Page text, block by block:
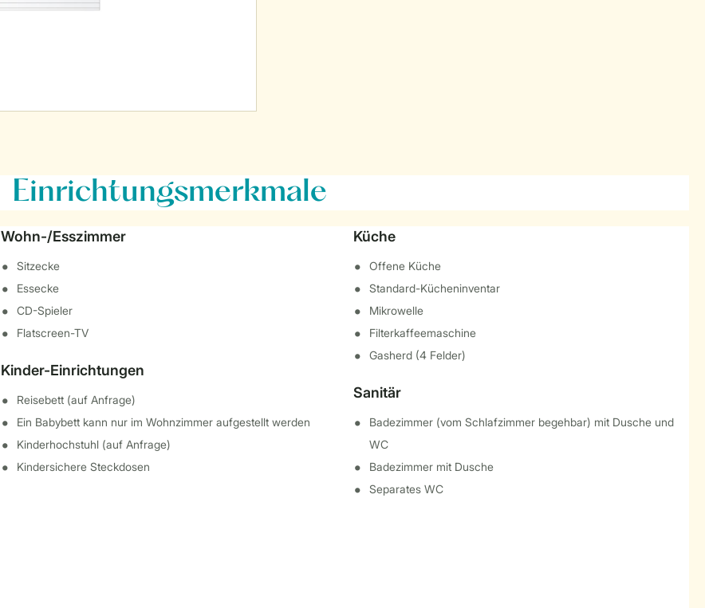
Einrichtungsmerkmale
Wohn-/Esszimmer
Sitzecke
Essecke
CD-Spieler
Flatscreen-TV
Kinder-Einrichtungen
Reisebett (auf Anfrage)
Ein Babybett kann nur im Wohnzimmer aufgestellt werden
Kinderhochstuhl (auf Anfrage)
Kindersichere Steckdosen
Küche
Offene Küche
Standard-Kücheninventar
Mikrowelle
Filterkaffeemaschine
Gasherd (4 Felder)
Sanitär
Badezimmer (vom Schlafzimmer begehbar) mit Dusche und
WC
Badezimmer mit Dusche
Separates WC